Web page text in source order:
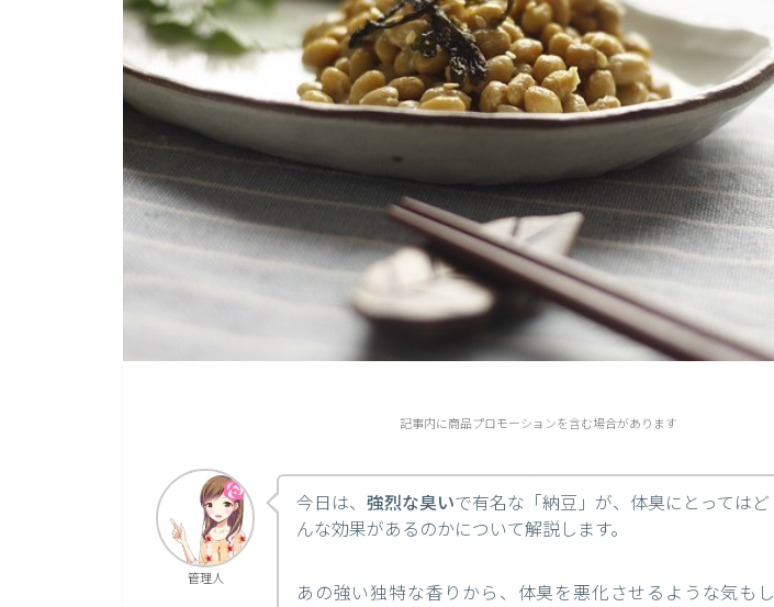
記事内に商品プロモーションを含む場合があります
管理人
今日は、 強烈な臭いで有名な「納豆」が、体臭にとってはど
んな効果があるのかについて解説します。
あの強い独特な香りから、体臭を悪化させるような気もし